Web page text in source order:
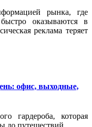
рынка, где
оказываются в
реклама теряет
офис, выходные,
гардероба, которая
до путешествий